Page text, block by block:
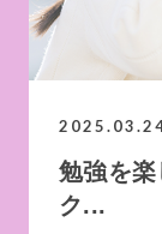
勉強を
ク...